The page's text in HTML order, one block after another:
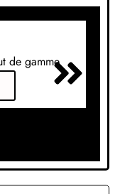
de gamme